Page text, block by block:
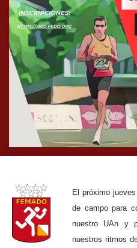
El próximo
de campo para
nuestro UAn y
nuestros ritmos